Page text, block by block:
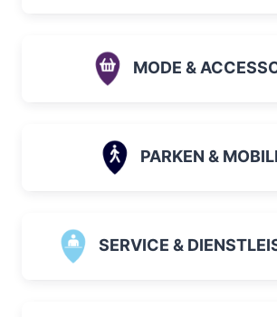
MODE &
PARKEN &
SERVICE &